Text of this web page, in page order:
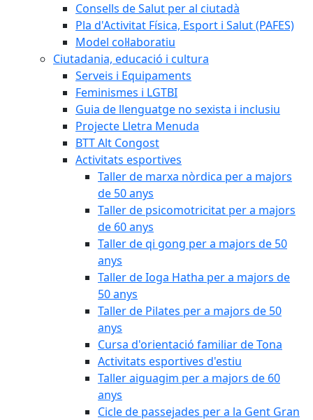
Consells de Salut per al ciutadà
Pla d'Activitat Física, Esport i Salut (PAFES)
Model col·laboratiu
Ciutadania, educació i cultura
Serveis i Equipaments
Feminismes i LGTBI
Guia de llenguatge no sexista i inclusiu
Projecte Lletra Menuda
BTT Alt Congost
Activitats esportives
Taller de marxa nòrdica per a majors
de 50 anys
Taller de psicomotricitat per a majors
de 60 anys
Taller de qi gong per a majors de 50
anys
Taller de Ioga Hatha per a majors de
50 anys
Taller de Pilates per a majors de 50
anys
Cursa d'orientació familiar de Tona
Activitats esportives d'estiu
Taller aiguagim per a majors de 60
anys
Cicle de passejades per a la Gent Gran